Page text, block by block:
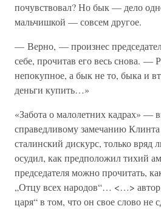
почувствовал? Но бык — дело
мальчишкой — совсем другое.
— Верно, — произнес
себе, прочитав его весь снова.
непокупное, а бык не то, быка и
деньги купить…»
«Забота о малолетних кадрах» —
справедливому замечанию
сталинский дискурс, только вряд
осудил, как предположил тихий
председателя можно прочитать,
„Отцу всех народов“… <…> автор
царя“ в том, что он свое слово